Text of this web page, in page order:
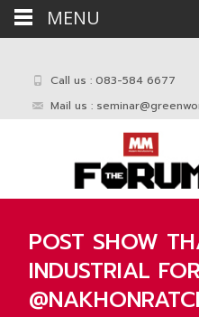
Call us : 083-584 6677
Mail us :
POST SHOW
INDUSTRIAL
MENU